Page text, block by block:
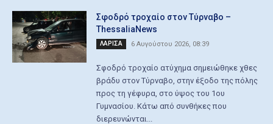
Σφοδρό τροχαίο στον Τύρναβο –
ThessaliaNews
ΛΑΡΙΣΑ 6 Αυγούστου 2026, 08:39
Σφοδρό τροχαίο ατύχημα σημειώθηκε χθες
βράδυ στον Τύρναβο, στην έξοδο της πόλης
προς τη γέφυρα, στο ύψος του 1ου
Γυμνασίου. Κάτω από συνθήκες που
διερευνώνται...